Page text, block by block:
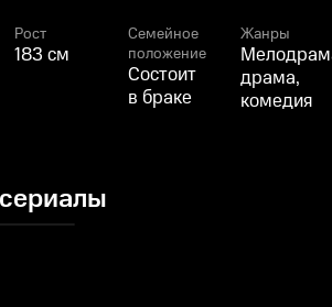
Рост
183 см
Семейное
положение
Состоит
в браке
Жанры
драма,
комедия